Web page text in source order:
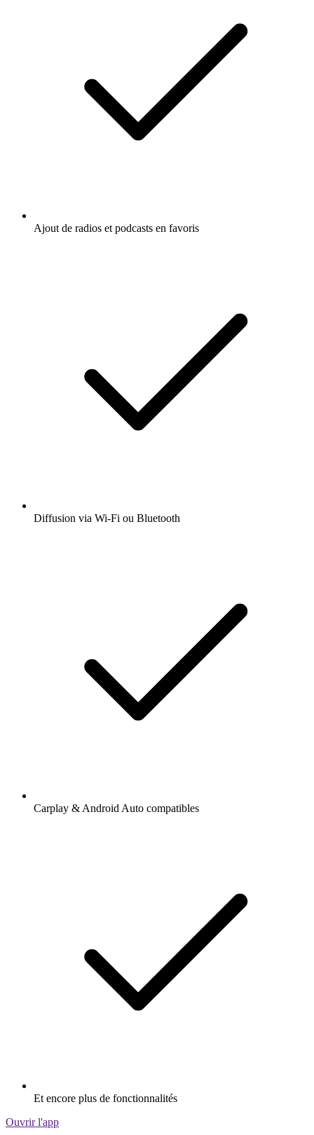
Ajout de radios et podcasts en favoris
Diffusion via Wi-Fi ou Bluetooth
Carplay & Android Auto compatibles
Et encore plus de fonctionnalités
Ouvrir l'app